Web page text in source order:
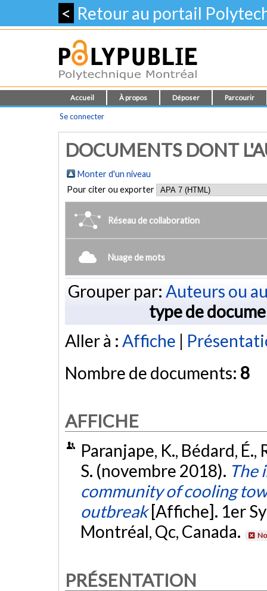
< Retour au portail
Accueil À propos Déposer Parcourir
Se connecter
DOCUMENTS DONT
Monter d'un niveau
Pour citer ou exporter
Réseau de collaboration
Nuage de mots
Grouper par: Auteurs ou
type de
Aller à : Affiche |
Nombre de documents: 8
AFFICHE
Paranjape, K., Bédard,
S. (novembre 2018). The
community of cooling
outbreak [Affiche]. 1er
Montréal, Qc, Canada.
PRÉSENTATION